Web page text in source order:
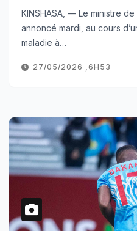
KINSHASA, — Le ministre
annoncé mardi, au cours
maladie à…
27/05/2026 ,6H53